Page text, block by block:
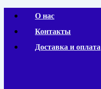
Перейти
содержимому
О нас
Контакты
Доставка и оплата